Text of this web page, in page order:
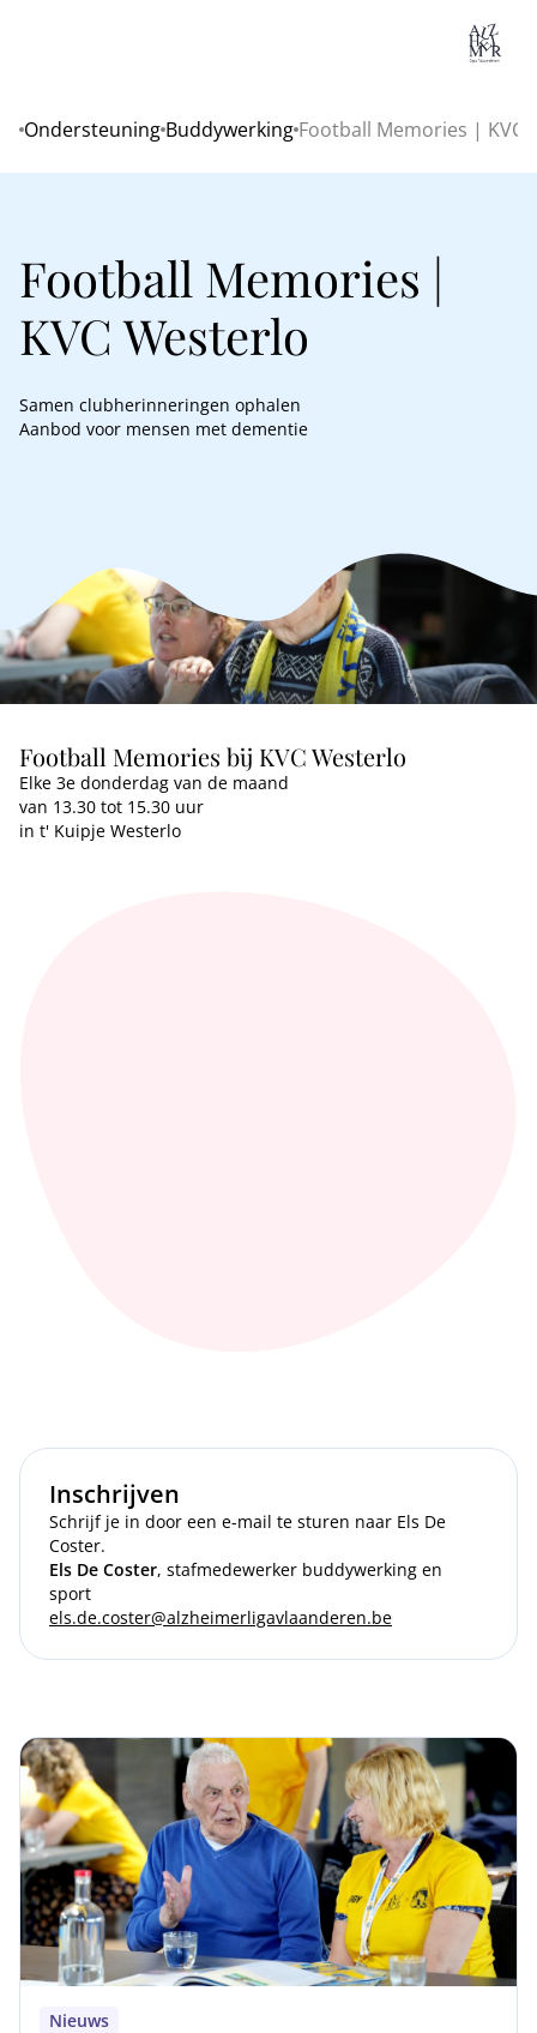
Home
Ondersteuning Buddywerking Football Memories | KVC
Football Memories |
KVC Westerlo
Samen clubherinneringen ophalen
Aanbod voor mensen met dementie
Football Memories bij KVC Westerlo
Elke 3e donderdag van de maand
van 13.30 tot 15.30 uur
in t' Kuipje Westerlo
Inschrijven
Schrijf je in door een e-mail te sturen naar Els De
Coster.
Els De Coster, stafmedewerker buddywerking en
sport
els.de.coster@alzheimerligavlaanderen.be
Nieuws